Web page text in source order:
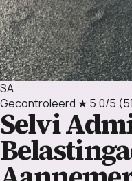
SA
Gecontroleerd ★ 5.0/5
Selvi